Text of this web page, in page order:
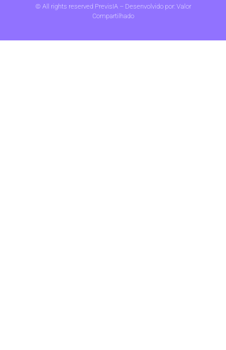
© All rights reserved PrevisIA – Desenvolvido por: Valor
Compartilhado